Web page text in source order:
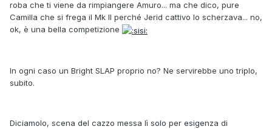
roba che ti viene da rimpiangere Amuro... ma che dico, pure
Camilla che si frega il Mk II perché Jerid cattivo lo scherzava... no,
ok, è una bella competizione
In ogni caso un Bright SLAP proprio no? Ne servirebbe uno triplo,
subito.
Diciamolo, scena del cazzo messa lì solo per esigenza di